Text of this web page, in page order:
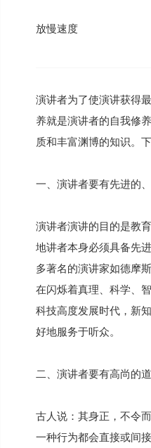
放慢速度
演讲者为了使演讲获得
养就是演讲者的自我修
质和丰富渊博的知识。
一、演讲者要有先进的
演讲者演讲的目的是教
地讲者本身必须具备先
多著名的演讲家如德摩
在闪烁着真理、科学、
科技高度发展时代，新
好地服务于听众。
二、演讲者要有高尚的
古人说：其身正，不令
一种行为都会直接或间